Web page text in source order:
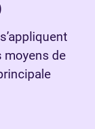
moyens de